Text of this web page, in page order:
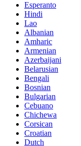
Esperanto
Hindi
Lao
Albanian
Amharic
Armenian
Azerbaijani
Belarusian
Bengali
Bosnian
Bulgarian
Cebuano
Chichewa
Corsican
Croatian
Dutch